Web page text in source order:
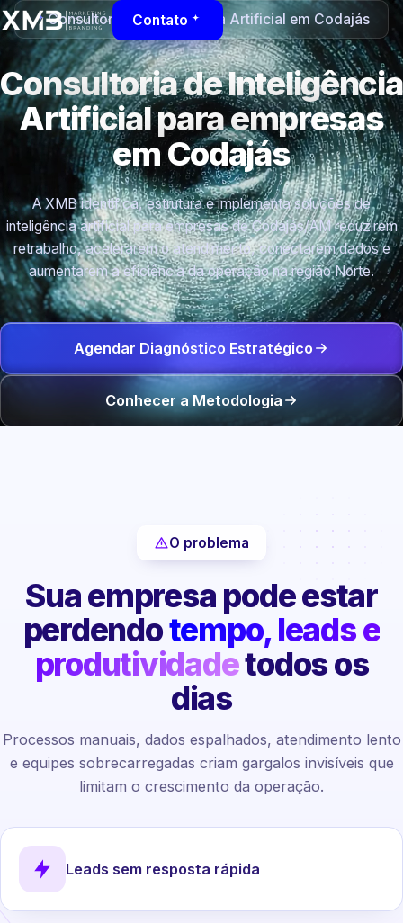
Contato
Consultoria de Inteligência Artificial em Codajás
Consultoria de Inteligência
Artificial para empresas
em Codajás
A XMB identifica, estrutura e implementa soluções de
inteligência artificial para empresas de Codajás/AM reduzirem
retrabalho, acelerarem o atendimento, conectarem dados e
aumentarem a eficiência da operação na região Norte.
Agendar Diagnóstico Estratégico
Conhecer a Metodologia
O problema
Sua empresa pode estar
perdendotempo, leads e
produtividadetodos os
dias
Processos manuais, dados espalhados, atendimento lento
e equipes sobrecarregadas criam gargalos invisíveis que
limitam o crescimento da operação.
Leads sem resposta rápida